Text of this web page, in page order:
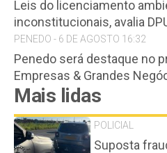
Leis do licenciamento
inconstitucionais, avalia
PENEDO - 6 DE AGOSTO 16:32
Penedo será destaque no
Empresas & Grandes
Mais lidas
POLICIAL
Suposta